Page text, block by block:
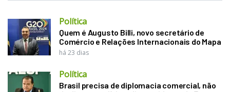
Política
Quem é Augusto Billi, novo secretário de
Comércio e Relações Internacionais do Mapa
há 23 dias
Política
Brasil precisa de diplomacia comercial, não